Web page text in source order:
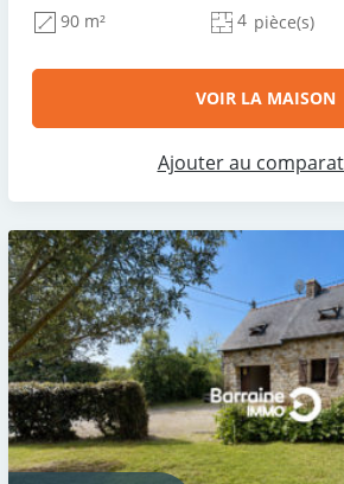
90 m² 4 pièce(s)
VOIR LA MAISON
Ajouter au